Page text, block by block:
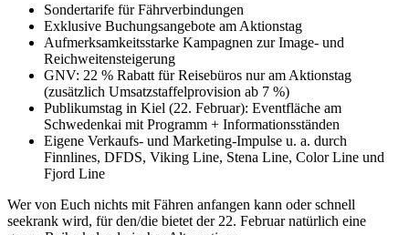
Sondertarife für Fährverbindungen
Exklusive Buchungsangebote am Aktionstag
Aufmerksamkeitsstarke Kampagnen zur Image- und
Reichweitensteigerung
GNV: 22 % Rabatt für Reisebüros nur am Aktionstag
(zusätzlich Umsatzstaffelprovision ab 7 %)
Publikumstag in Kiel (22. Februar): Eventfläche am
Schwedenkai mit Programm + Informationsständen
Eigene Verkaufs- und Marketing-Impulse u. a. durch
Finnlines, DFDS, Viking Line, Stena Line, Color Line und
Fjord Line
Wer von Euch nichts mit Fähren anfangen kann oder schnell
seekrank wird, für den/die bietet der 22. Februar natürlich eine